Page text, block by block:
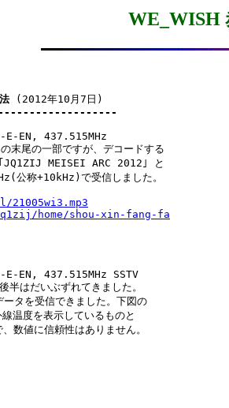
WE_WISH
(2012年10月7日)
EN, 437.515MHz
尾の一部ですが、デコードする
｢JQ1ZIJ MEISEI ARC 2012｣ と
公称+10kHz)で受信しました。
home/shou-xin-fang-fa
EN, 437.515MHz SSTV
はだいぶずれてきました。
タを受信できました。下図の
温度を表示しているものと
数値に信頼性はありません。